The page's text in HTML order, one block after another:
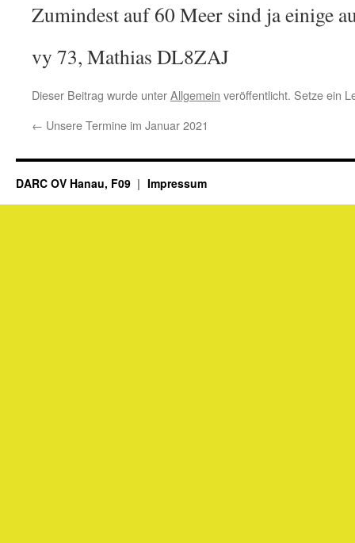
Zumindest auf 60 Meer sind ja einige
vy 73, Mathias DL8ZAJ
Dieser Beitrag wurde unterAllgemein veröffentlicht. Setze ein
← Unsere Termine im Januar 2021
DARC OV Hanau, F09 Impressum